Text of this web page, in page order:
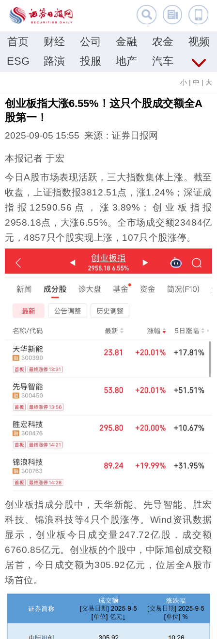
首页 财经 公司 金融 农金
视频
ESG
路演 投服 地产 汽车
小 | 中 | 大
创业板指大涨6.55%！这只个股成交额全A
股第一！
2025-09-05 15:55 来源：证券日报网
本报记者 于宏
今日A股市场表现活跃，三大指数集体上涨。截至
收盘，上证指数报3812.51点，涨1.24%；深证成
指报12590.56点，涨3.89%；创业板指报
2958.18点，大涨6.55%。全市场成交额23484亿
元，4857只个股实现上涨，107只个股涨停。
创业板指成分股中，天华新能、先导智能、胜宏
科技、锦浪科技等4只个股涨停。Wind资讯数据
显示，创业板今日成交量247.72亿股，成交额
6760.85亿元。创业板的个股中，中际旭创成交额
居首，今日成交额为305.92亿元，位居全A股市
场首位。